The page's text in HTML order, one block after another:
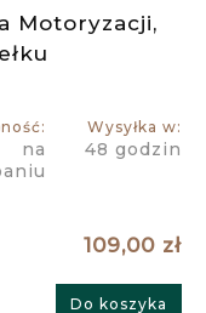
Motoryzacji,
na
Wysyłka w:
48 godzin
109,00 zł
Do koszyka